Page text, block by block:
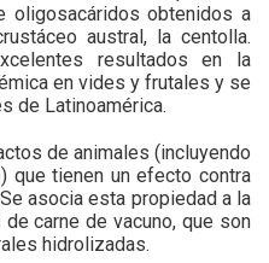
oligosacáridos obtenidos a
austral, la centolla.
resultados en la
en vides y frutales y se
de Latinoamérica.
de animales (incluyendo
que tienen un efecto contra
asocia esta propiedad a la
carne de vacuno, que son
hidrolizadas.